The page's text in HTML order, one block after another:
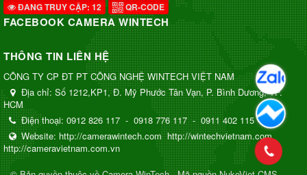
ĐANG TRUY CẬP: 12 QR-CODE
FACEBOOK CAMERA WINTECH
THÔNG TIN LIÊN HỆ
CÔNG TY CP ĐT PT CÔNG NGHỆ WINTECH VIỆT NAM
Địa chỉ: Số 1212,KP1, Đ. Mỹ Phước Tân Vạn, P. Bình Dương, TP.
HCM
Điện thoại: 0912 826 117 - 0918 776 117 - 0911 402 115
Website: http://camerawintech.com http://wintechvietnam.com
http://cameravietnam.com.vn